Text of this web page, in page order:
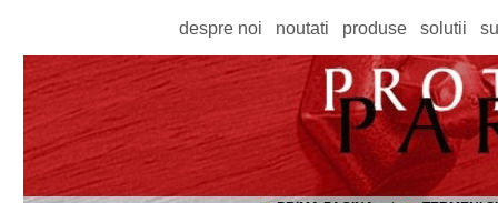
despre noi noutati produse solutii